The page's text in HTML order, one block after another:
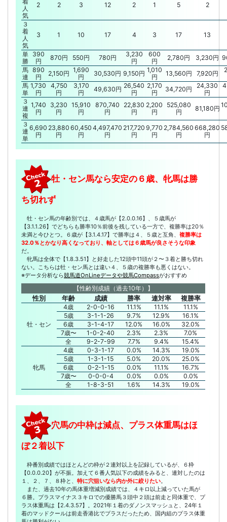
人
気
2 2 3 12 2 1 5 2
３
着
人
気
3 1 10 17 4 3 17 13
単
勝
390
円
870円 550円 780円
3,230
円
600
円
2,780円 3,230円
馬
連
890
円
2,150円 1,690
円
30,530円 9,150円 1,010
円
13,560円 7,920円
馬
単
1,730
円
4,750
円
3,170
円
49,630円 26,540
円
2,170
円
34,720円
24,330
円
３
連
複
1,740
円
3,230
円
15,910
円
870,740
円
22,830
円
2,200
円
525,080
円
81,180円
３
連
単
6,690
円
23,880
円
60,450
円
4,497,470
円
217,720
円
9,770
円
2,784,560
円
668,280
円
牡・セン馬なら安定の６歳、牝馬は勝
ち切れず
牡・セン馬の年齢別では、４歳馬が【2.0.0.16】、５歳馬が
【3.1.1.26】でどちらも勝率10％前後を残している一方で、複勝率は20％
未満と今ひとつ。６歳が【3.1.4.17】で勝率は４、５歳と互角、複勝率は
32.0％とかなり高くなっており、軸としては６歳馬が良さそうな印象
だ。
牝馬は全体で【1.8.3.51】と好走した12頭中11頭が２〜３着と勝ち切れ
ない。こちらは牡・セン馬とは違い４、５歳の複勝率も悪くはない。
※データ分析なら競馬道OnLineデータや競馬Compassがおすすめ
【性齢別成績（過去10年）】
性別 年齢 成績 勝率 連対率 複勝率
牡・セン
4歳 2-0-0-16 11.1% 11.1%
11.1%
5歳
3-1-1-26 9.7% 12.9%
16.1%
6歳
3-1-4-17 12.0% 16.0%
32.0%
7歳〜
1-0-2-40 2.3% 2.3%
7.0%
全
9-2-7-99 7.7% 9.4% 15.4%
牝馬
4歳 0-3-1-17 0.0% 14.3%
19.0%
5歳
1-3-1-15 5.0% 20.0%
25.0%
6歳
0-2-1-15 0.0% 11.1%
16.7%
7歳〜
0-0-0-4 0.0% 0.0%
0.0%
全
1-8-3-51 1.6% 14.3% 19.0%
穴馬の中枠は減点、プラス体重馬はほ
ぼ２着以下
枠番別成績ではほとんどの枠が２連対以上を記録しているが、６枠
【0.0.0.20】が不振。加えて６番人気以下の成績をみると、連対したのは
１、２、７、８枠と、特に穴狙いなら内か外に絞りたい
また、過去10年の馬体重増減別成績では、４キロ以上減っていた馬が
６勝。プラスマイナス３キロでの優勝馬３頭中２頭は前走と同体重で、プ
ラス体重馬は【2.4.3.57】。2021年１着のダノンスマッシュと、24年１
着のマッドクールは前走香港比でプラスだったため、国内組のプラス体重